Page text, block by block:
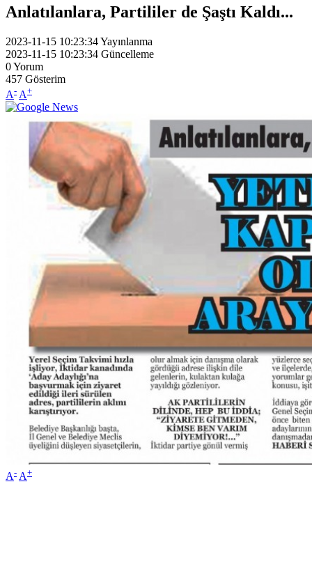
Anlatılanlara, Partililer de Şaştı Kaldı...
2023-11-15 10:23:34Yayınlanma
2023-11-15 10:23:34 Güncelleme
0Yorum
457 Gösterim
A- A+
A- A+